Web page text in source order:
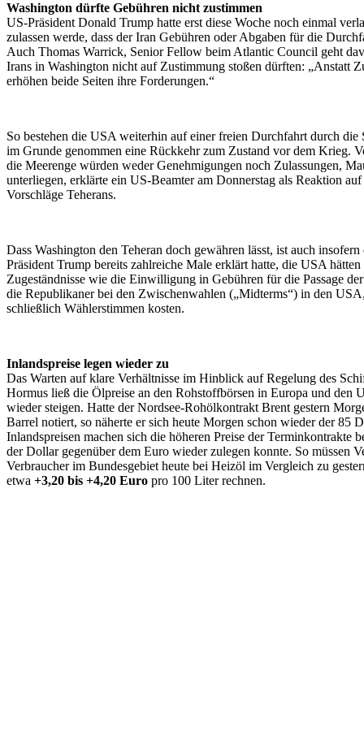
Washington dürfte Gebühren nicht zustimmen
US-Präsident Donald Trump hatte erst diese Woche noch einmal
zulassen werde, dass der Iran Gebühren oder Abgaben für die
Auch Thomas Warrick, Senior Fellow beim Atlantic Council geht
Irans in Washington nicht auf Zustimmung stoßen dürften: „Anstatt
erhöhen beide Seiten ihre Forderungen.“
So bestehen die USA weiterhin auf einer freien Durchfahrt durch
im Grunde genommen eine Rückkehr zum Zustand vor dem Krieg.
die Meerenge würden weder Genehmigungen noch Zulassungen,
unterliegen, erklärte ein US-Beamter am Donnerstag als Reaktion
Vorschläge Teherans.
Dass Washington den Teheran doch gewähren lässt, ist auch
Präsident Trump bereits zahlreiche Male erklärt hatte, die USA
Zugeständnisse wie die Einwilligung in Gebühren für die Passage
die Republikaner bei den Zwischenwahlen („Midterms“) in den
schließlich Wählerstimmen kosten.
Inlandspreise legen wieder zu
Das Warten auf klare Verhältnisse im Hinblick auf Regelung des
Hormus ließ die Ölpreise an den Rohstoffbörsen in Europa und den
wieder steigen. Hatte der Nordsee-Rohölkontrakt Brent gestern
Barrel notiert, so näherte er sich heute Morgen schon wieder der 85
Inlandspreisen machen sich die höheren Preise der Terminkontrakte
der Dollar gegenüber dem Euro wieder zulegen konnte. So müssen
Verbraucher im Bundesgebiet heute bei Heizöl im Vergleich zu
etwa +3,20 bis +4,20 Euro pro 100 Liter rechnen.